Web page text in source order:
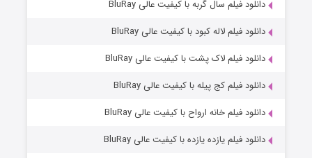
قسمت۷ (زیرنویس) منتشر شد دانلود فیلم سال گربه با کیفیت عالی BluRay
دانلود فیلم لاله کبود با کیفیت عالی BluRay
دانلود فیلم لاک پشت با کیفیت عالی BluRay
دانلود فیلم کج‌ پیله با کیفیت عالی BluRay
دانلود فیلم خانه ارواح با کیفیت عالی BluRay
دانلود فیلم یازده یازده با کیفیت عالی BluRay